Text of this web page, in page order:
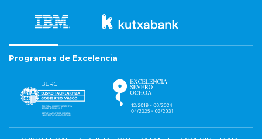
Programas de Excelencia